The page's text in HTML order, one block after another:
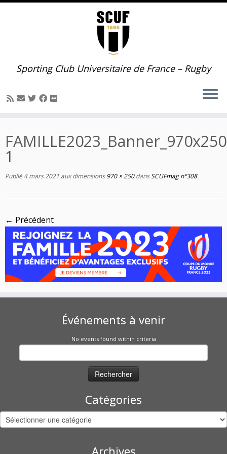
Passer
Sporting Club Universitaire de France – Rugby
1
Publié 4 mars 2021 aux dimensions970 × 250dansSCUFmag n°308.
← Précédent
Événements à venir
No events found within criteria
Catégories
Catégories